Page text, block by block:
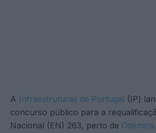
A Infraestruturas de Portugal (IP)
concurso público para a
Nacional (EN) 263, perto de Odemira.